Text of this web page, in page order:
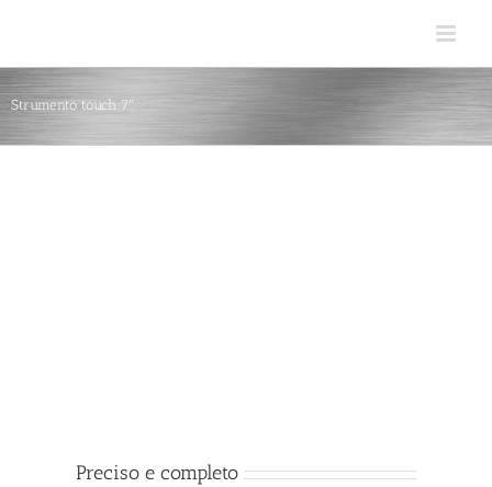
Strumento touch 7″
Preciso e completo